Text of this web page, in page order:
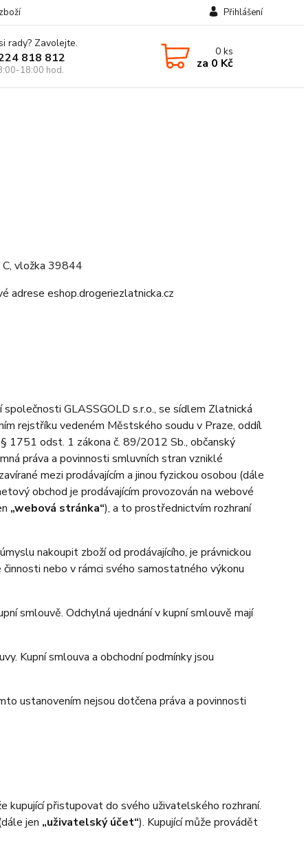
Přihlášení
rady? Zavolejte.
818 812
18:00 hod.
0ks
za 0 Kč
C, vložka 39844
adrese eshop.drogeriezlatnicka.cz
společnosti GLASSGOLD s.r.o., se sídlem Zlatnická
rejstříku vedeném Městského soudu v Praze, oddíl
1751 odst. 1 zákona č. 89/2012 Sb., občanský
práva a povinnosti smluvních stran vzniklé
mezi prodávajícím a jinou fyzickou osobou (dále
obchod je prodávajícím provozován na webové
„webová stránka“), a to prostřednictvím rozhraní
nakoupit zboží od prodávajícího, je právnickou
nebo v rámci svého samostatného výkonu
smlouvě. Odchylná ujednání v kupní smlouvě mají
Kupní smlouva a obchodní podmínky jsou
ustanovením nejsou dotčena práva a povinnosti
přistupovat do svého uživatelského rozhraní.
jen „uživatelský účet“). Kupující může provádět